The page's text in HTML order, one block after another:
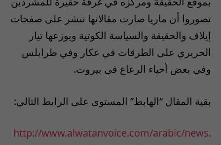
تصوروا أن ماريا صارت مقالاتها تنشر على صفحات
إيلاف والحقيقة والسياسة الكوتية ويوزعها تيار
الحريري على الطرقات في عكار وفي طرابلس
وفي بعض أحياء الرعاع في بيروت.
بقية المقال “الهابط” المستوى على الرابط التالي:
http://www.alwatanvoice.com/arabic/news.